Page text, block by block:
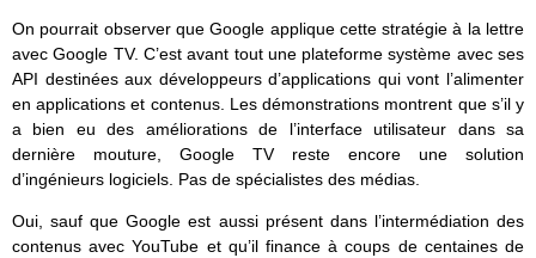
On pourrait observer que Google applique cette stratégie à la lettre
avec Google TV. C’est avant tout une plateforme système avec ses
API destinées aux développeurs d’applications qui vont l’alimenter
en applications et contenus. Les démonstrations montrent que s’il y
a bien eu des améliorations de l’interface utilisateur dans sa
dernière mouture, Google TV reste encore une solution
d’ingénieurs logiciels. Pas de spécialistes des médias.
Oui, sauf que Google est aussi présent dans l’intermédiation des
contenus avec YouTube et qu’il finance à coups de centaines de